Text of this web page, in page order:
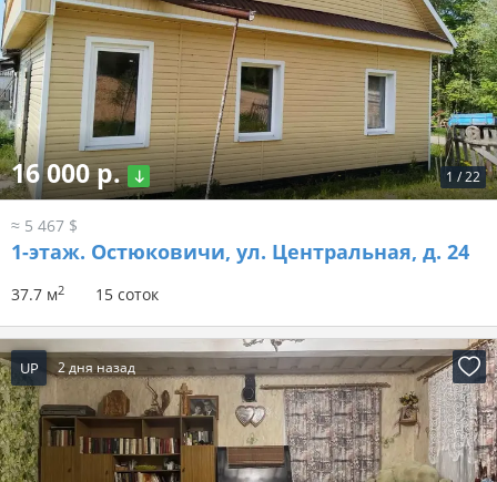
1 /22
16 000 р.
≈ 5 467 $
1-этаж. Остюковичи, ул. Центральная, д. 24
37.7 м2 15 соток
UP 2 дня назад